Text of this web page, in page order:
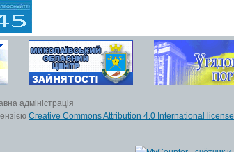
адміністрація
Creative Commons Attribution 4.0 International license